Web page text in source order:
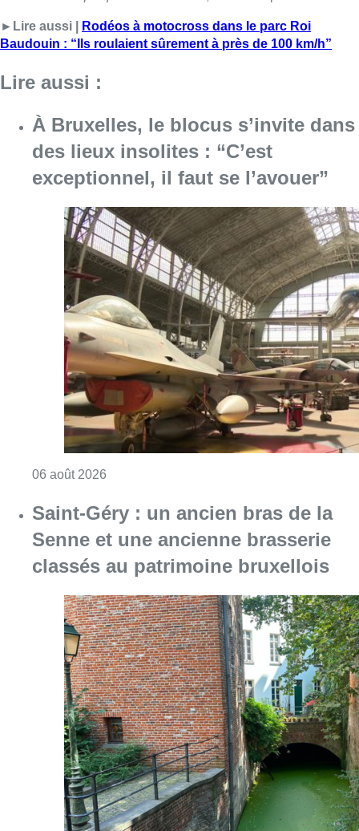
►Lire aussi |
Rodéos à motocross dans le parc Roi
Baudouin : “Ils roulaient sûrement à près de 100 km/h”
Lire aussi :
À Bruxelles, le blocus s’invite dans
des lieux insolites : “C’est
exceptionnel, il faut se l’avouer”
06 août 2026
Saint-Géry : un ancien bras de la
Senne et une ancienne brasserie
classés au patrimoine bruxellois